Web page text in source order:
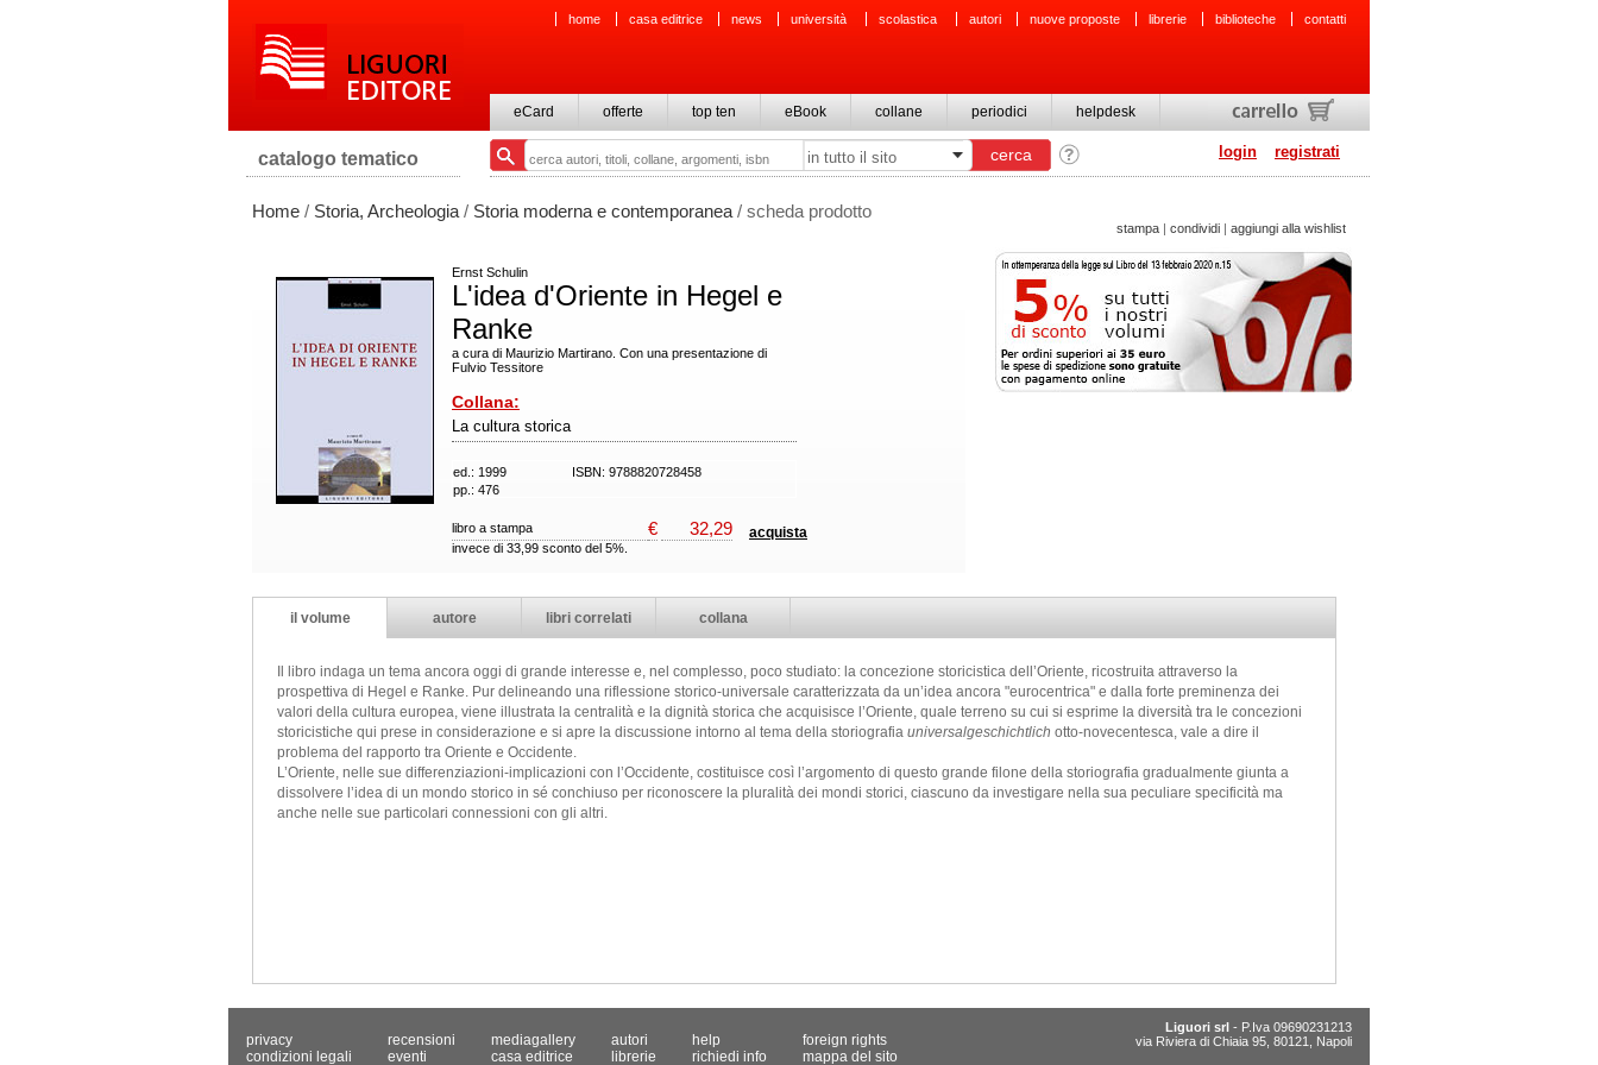
home casa editrice news università scolastica autori nuove proposte librerie biblioteche contatti
eCard offerte top ten eBook collane periodici helpdesk
login registrati
catalogo tematico
Home / Storia, Archeologia / Storia moderna e contemporanea / scheda prodotto
stampa | condividi | aggiungi alla wishlist
Ernst Schulin
L'idea d'Oriente in Hegel e
Ranke
a cura di Maurizio Martirano. Con una presentazione di
Fulvio Tessitore
Collana:
La cultura storica
ed.: 1999
ISBN: 9788820728458
pp.: 476
libro a stampa € 32,29 acquista
invece di 33,99 sconto del 5%.
il volume autore libri correlati collana
Il libro indaga un tema ancora oggi di grande interesse e, nel complesso, poco studiato: la concezione storicistica dell’Oriente, ricostruita attraverso la
prospettiva di Hegel e Ranke. Pur delineando una riflessione storico-universale caratterizzata da un’idea ancora "eurocentrica" e dalla forte preminenza dei
valori della cultura europea, viene illustrata la centralità e la dignità storica che acquisisce l’Oriente, quale terreno su cui si esprime la diversità tra le concezioni
storicistiche qui prese in considerazione e si apre la discussione intorno al tema della storiografia universalgeschichtlich otto-novecentesca, vale a dire il
problema del rapporto tra Oriente e Occidente.
L’Oriente, nelle sue differenziazioni-implicazioni con l’Occidente, costituisce così l’argomento di questo grande filone della storiografia gradualmente giunta a
dissolvere l’idea di un mondo storico in sé conchiuso per riconoscere la pluralità dei mondi storici, ciascuno da investigare nella sua peculiare specificità ma
anche nelle sue particolari connessioni con gli altri.
privacy
condizioni legali
recensioni
eventi
mediagallery
casa editrice
autori
librerie
help
richiedi info
foreign rights
mappa del sito
Liguori srl - P.Iva 09690231213
via Riviera di Chiaia 95, 80121, Napoli